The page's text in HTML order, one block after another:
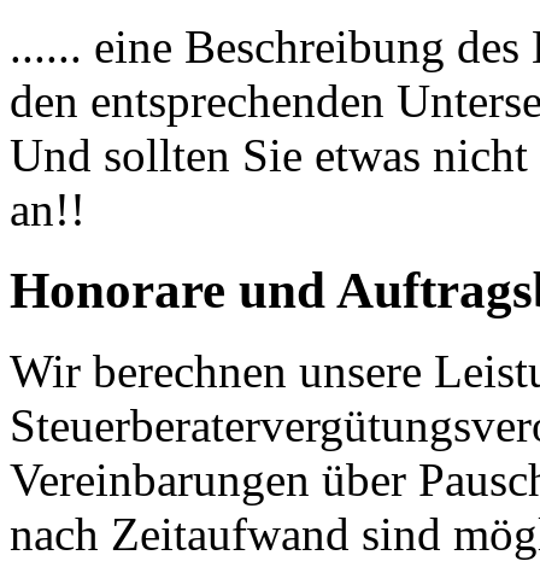
...... eine Beschreibung
den entsprechenden
Und sollten Sie etwas
an!!
Honorare und
Wir berechnen unsere
Vereinbarungen über
nach Zeitaufwand sind